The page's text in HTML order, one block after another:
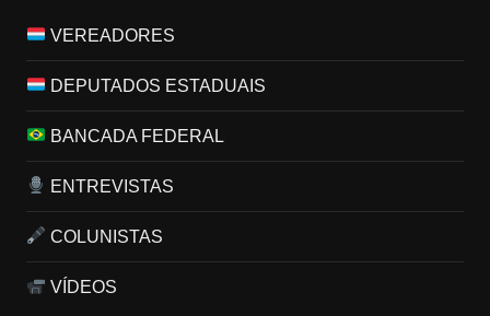
VEREADORES
DEPUTADOS ESTADUAIS
BANCADA FEDERAL
ENTREVISTAS
COLUNISTAS
VÍDEOS